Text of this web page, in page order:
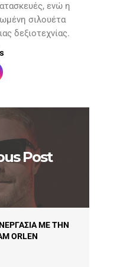
ενώ η
σιλουέτα
δεξιοτεχνίας.
Post
ΜΕ ΤΗΝ
ORLEN